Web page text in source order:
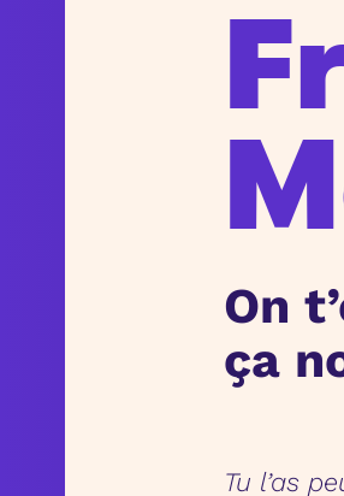
On
ça
Tu l’as